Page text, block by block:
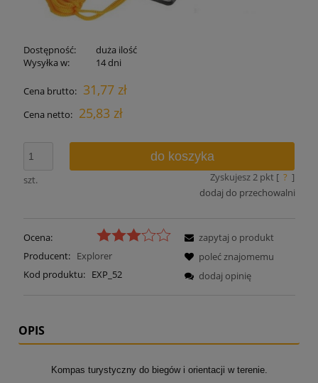
Dostępność:
duża ilość
Wysyłka w:
14 dni
Cena brutto: 31,77 zł
Cena netto: 25,83 zł
szt.
do koszyka
Zyskujesz2 pkt [ ? ]
dodaj do przechowalni
Ocena:
Producent: Explorer
Kod produktu: EXP_52
zapytaj o produkt
poleć znajomemu
dodaj opinię
OPIS
Kompas turystyczny do biegów i orientacji w terenie.